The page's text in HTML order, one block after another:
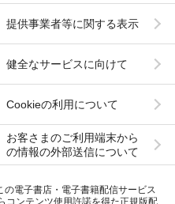
提供事業者等に関する表示
健全なサービスに向けて
Cookieの利用について
お客さまのご利用端末から
の情報の外部送信について
の電子書店・電子書籍配信サービス